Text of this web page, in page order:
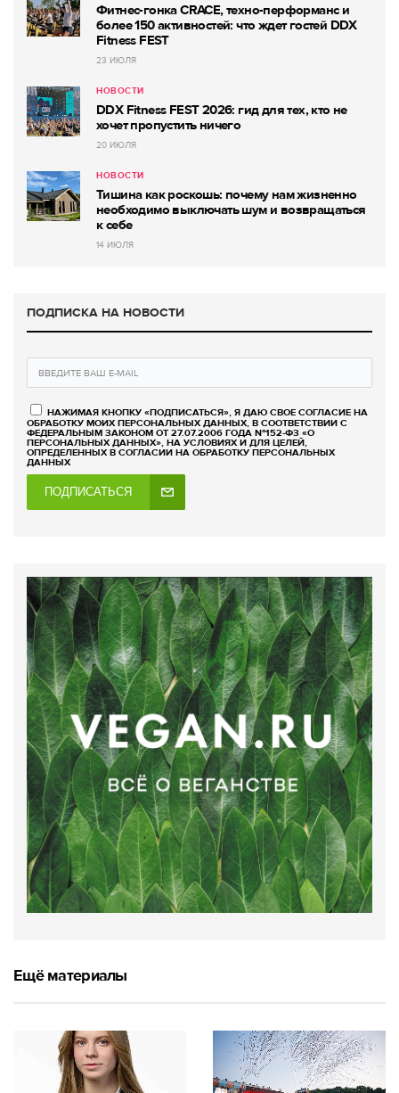
Фитнес-гонка CRACE, техно-перформанс и
более 150 активностей: что ждет гостей DDX
Fitness FEST
23 ИЮЛЯ
НОВОСТИ
DDX Fitness FEST 2026: гид для тех, кто не
хочет пропустить ничего
20 ИЮЛЯ
НОВОСТИ
Тишина как роскошь: почему нам жизненно
необходимо выключать шум и возвращаться
к себе
14 ИЮЛЯ
ПОДПИСКА НА НОВОСТИ
НАЖИМАЯ КНОПКУ «ПОДПИСАТЬСЯ», Я ДАЮ СВОЕ СОГЛАСИЕ НА
ОБРАБОТКУ МОИХ ПЕРСОНАЛЬНЫХ ДАННЫХ, В СООТВЕТСТВИИ С
ФЕДЕРАЛЬНЫМ ЗАКОНОМ ОТ 27.07.2006 ГОДА №152-ФЗ «О
ПЕРСОНАЛЬНЫХ ДАННЫХ», НА УСЛОВИЯХ И ДЛЯ ЦЕЛЕЙ,
ОПРЕДЕЛЕННЫХ В СОГЛАСИИ НА ОБРАБОТКУ ПЕРСОНАЛЬНЫХ
ДАННЫХ
ПОДПИСАТЬСЯ
Ещё материалы